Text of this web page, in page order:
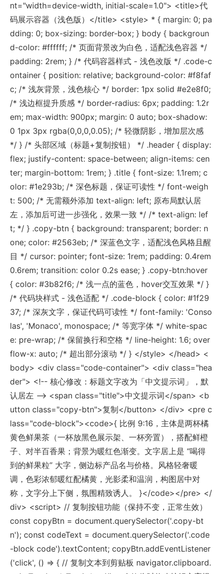
nt="width=device-width, initial-scale=1.0"> <title>代
码展示容器（浅色版）</title> <style> * { margin: 0; pa
dding: 0; box-sizing: border-box; } body { backgroun
d-color: #ffffff; /* 页面背景改为白色，适配浅色容器 */
padding: 2rem; } /* 代码容器样式 - 浅色改版 */ .code-c
ontainer { position: relative; background-color: #f8faf
c; /* 浅灰背景，浅色核心 */ border: 1px solid #e2e8f0;
/* 浅边框提升质感 */ border-radius: 6px; padding: 1.2r
em; max-width: 900px; margin: 0 auto; box-shadow:
0 1px 3px rgba(0,0,0,0.05); /* 轻微阴影，增加层次感
*/ } /* 头部区域（标题+复制按钮） */ .header { display:
flex; justify-content: space-between; align-items: cen
ter; margin-bottom: 1rem; } .title { font-size: 1.1rem; c
olor: #1e293b; /* 深色标题，保证可读性 */ font-weigh
t: 500; /* 无需额外添加 text-align: left; 原布局默认居
左，添加后可进一步强化，效果一致 */ /* text-align: lef
t; */ } .copy-btn { background: transparent; border: n
one; color: #2563eb; /* 深蓝色文字，适配浅色风格且醒
目 */ cursor: pointer; font-size: 1rem; padding: 0.4rem
0.6rem; transition: color 0.2s ease; } .copy-btn:hover
{ color: #3b82f6; /* 浅一点的蓝色，hover交互效果 */ }
/* 代码块样式 - 浅色适配 */ .code-block { color: #1f29
37; /* 深灰文字，保证代码可读性 */ font-family: 'Conso
las', 'Monaco', monospace; /* 等宽字体 */ white-spac
e: pre-wrap; /* 保留换行和空格 */ line-height: 1.6; over
flow-x: auto; /* 超出部分滚动 */ } </style> </head> <
body> <div class="code-container"> <div class="hea
der"> <!-- 核心修改：标题文字改为「中文提示词」，默
认居左 --> <span class="title">中文提示词</span> <b
utton class="copy-btn">复制</button> </div> <pre c
lass="code-block"><code>{ 比例 9:16，主体是两杯橘
黄色鲜果茶（一杯放黑色展示架、一杯旁置），搭配鲜橙
子、对半百香果；背景为暖红色渐变。文字居上是 “喝得
到的鲜果粒” 大字，侧边标产品名与价格。风格轻奢暖
调，色彩浓郁暖红配橘黄，光影柔和温润，构图居中对
称，文字分上下侧，氛围精致诱人。 }</code></pre> </
div> <script> // 复制按钮功能（保持不变，正常生效）
const copyBtn = document.querySelector('.copy-bt
n'); const codeText = document.querySelector('.code
-block code').textContent; copyBtn.addEventListener
('click', () => { // 复制文本到剪贴板 navigator.clipboard.